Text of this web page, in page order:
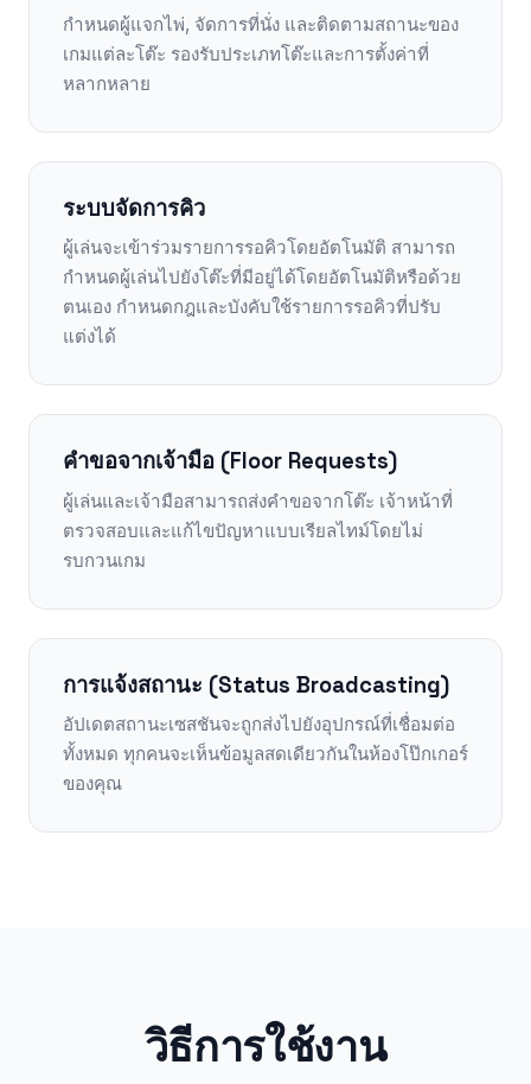
กำหนดผู้แจกไพ่, จัดการที่นั่ง และติดตามสถานะของ
เกมแต่ละโต๊ะ รองรับประเภทโต๊ะและการตั้งค่าที่
หลากหลาย
ระบบจัดการคิว
ผู้เล่นจะเข้าร่วมรายการรอคิวโดยอัตโนมัติ สามารถ
กำหนดผู้เล่นไปยังโต๊ะที่มีอยู่ได้โดยอัตโนมัติหรือด้วย
ตนเอง กำหนดกฎและบังคับใช้รายการรอคิวที่ปรับ
แต่งได้
คำขอจากเจ้ามือ (Floor Requests)
ผู้เล่นและเจ้ามือสามารถส่งคำขอจากโต๊ะ เจ้าหน้าที่
ตรวจสอบและแก้ไขปัญหาแบบเรียลไทม์โดยไม่
รบกวนเกม
การแจ้งสถานะ (Status Broadcasting)
อัปเดตสถานะเซสชันจะถูกส่งไปยังอุปกรณ์ที่เชื่อมต่อ
ทั้งหมด ทุกคนจะเห็นข้อมูลสดเดียวกันในห้องโป๊กเกอร์
ของคุณ
วิธีการใช้งาน